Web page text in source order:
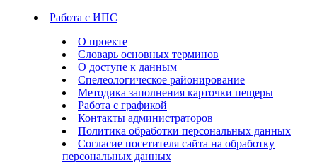
Работа с ИПС
О проекте
Словарь основных терминов
О доступе к данным
Спелеологическое районирование
Методика заполнения карточки пещеры
Работа с графикой
Контакты администраторов
Политика обработки персональных данных
Согласие посетителя сайта на обработку
персональных данных